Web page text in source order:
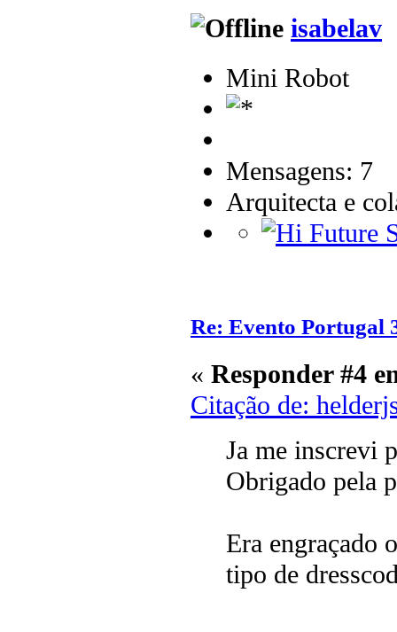
isabelav
Mini Robot
Mensagens: 7
Arquitecta e
Re: Evento Portugal
« Responder #4
Citação de:
Ja me inscrevi
Obrigado pela
Era engraçado
tipo de